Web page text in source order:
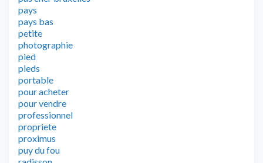
pays
pays bas
petite
photographie
pied
pieds
portable
pour acheter
pour vendre
professionnel
propriete
proximus
puy du fou